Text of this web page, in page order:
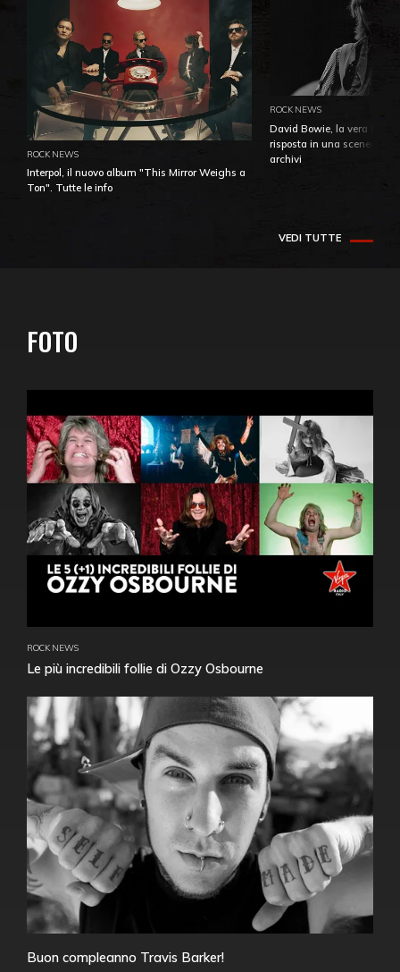
ROCK NEWS
Interpol, il nuovo album "This Mirror Weighs a
Ton". Tutte le info
ROCK NEWS
David Bowie, la vera
risposta in una
archivi
VEDI TUTTE
FOTO
ROCK NEWS
Le più incredibili follie di Ozzy Osbourne
Buon compleanno Travis Barker!